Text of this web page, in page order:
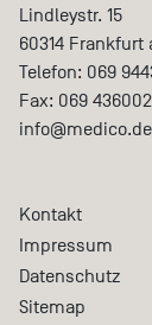
Lindleystr. 15
60314 Frankfurt
Telefon: 069
Fax: 069 436002
info@medico.de
Kontakt
Impressum
Datenschutz
Sitemap